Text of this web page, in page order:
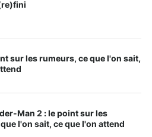
sur les rumeurs, ce que l'on sait,
Man 2 : le point sur les
l'on sait, ce que l'on attend